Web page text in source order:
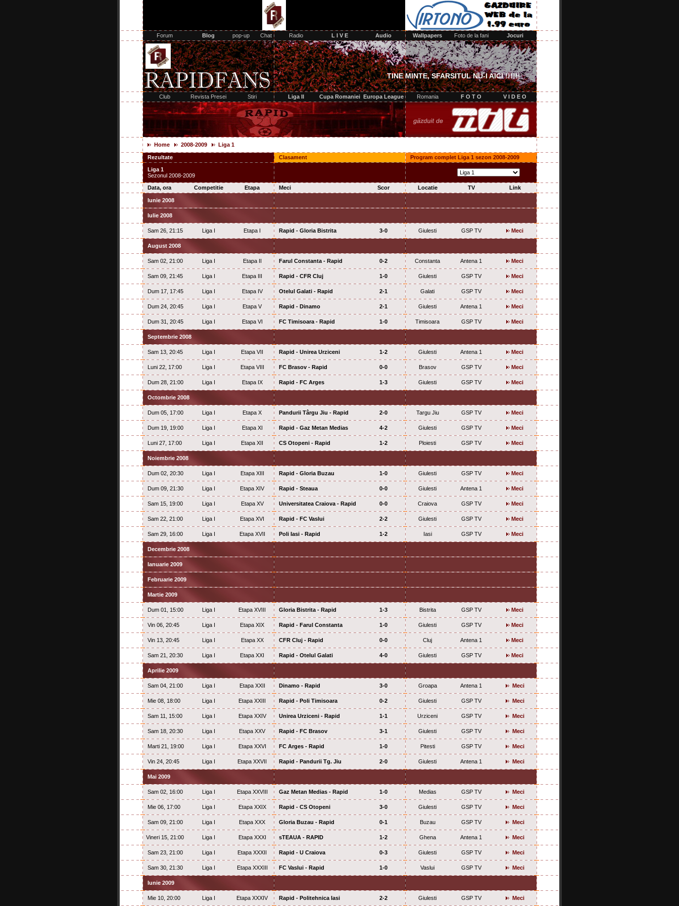
Home 2008-2009 Liga 1
Rezultate Clasament
Program complet Liga 1 sezon 2008-2009
Liga 1
Sezonul 2008-2009
Data, ora
Competitie Etapa Meci Scor Locatie TV Link
Iunie 2008
Iulie 2008
Sam 26, 21:15 Liga I Etapa I Rapid - Gloria Bistrita 3-0 Giulesti GSP TV Meci
August 2008
Sam 02, 21:00 Liga I Etapa II Farul Constanta - Rapid 0-2 Constanta Antena 1 Meci
Sam 09, 21:45 Liga I Etapa III Rapid - CFR Cluj 1-0 Giulesti GSP TV Meci
Dum 17, 17:45 Liga I Etapa IV Otelul Galati - Rapid 2-1 Galati GSP TV Meci
Dum 24, 20:45 Liga I Etapa V Rapid - Dinamo 2-1 Giulesti Antena 1 Meci
Dum 31, 20:45 Liga I Etapa VI FC Timisoara - Rapid 1-0 Timisoara GSP TV Meci
Septembrie 2008
Sam 13, 20:45 Liga I Etapa VII Rapid - Unirea Urziceni 1-2 Giulesti Antena 1 Meci
Luni 22, 17:00 Liga I Etapa VIII FC Brasov - Rapid 0-0 Brasov GSP TV Meci
Dum 28, 21:00 Liga I Etapa IX Rapid - FC Arges 1-3 Giulesti GSP TV Meci
Octombrie 2008
Dum 05, 17:00 Liga I Etapa X Pandurii Târgu Jiu - Rapid 2-0 Targu Jiu GSP TV Meci
Dum 19, 19:00 Liga I Etapa XI Rapid - Gaz Metan Medias 4-2 Giulesti GSP TV Meci
Luni 27, 17:00 Liga I Etapa XII CS Otopeni - Rapid 1-2 Ploiesti GSP TV Meci
Noiembrie 2008
Dum 02, 20:30 Liga I Etapa XIII Rapid - Gloria Buzau 1-0 Giulesti GSP TV Meci
Dum 09, 21:30 Liga I Etapa XIV Rapid - Steaua 0-0 Giulesti Antena 1 Meci
Sam 15, 19:00 Liga I Etapa XV Universitatea Craiova - Rapid 0-0 Craiova GSP TV Meci
Sam 22, 21:00 Liga I Etapa XVI Rapid - FC Vaslui 2-2 Giulesti GSP TV Meci
Sam 29, 16:00 Liga I Etapa XVII Poli Iasi - Rapid 1-2 Iasi GSP TV Meci
Decembrie 2008
Ianuarie 2009
Februarie 2009
Martie 2009
Dum 01, 15:00 Liga I Etapa XVIII Gloria Bistrita - Rapid 1-3 Bistrita GSP TV Meci
Vin 06, 20:45 Liga I Etapa XIX Rapid - Farul Constanta 1-0 Giulesti GSP TV Meci
Vin 13, 20:45 Liga I Etapa XX CFR Cluj - Rapid 0-0 Cluj Antena 1 Meci
Sam 21, 20:30 Liga I Etapa XXI Rapid - Otelul Galati 4-0 Giulesti GSP TV Meci
Aprilie 2009
Sam 04, 21:00 Liga I Etapa XXII Dinamo - Rapid 3-0 Groapa Antena 1 Meci
Mie 08, 18:00 Liga I Etapa XXIII Rapid - Poli Timisoara 0-2 Giulesti GSP TV Meci
Sam 11, 15:00 Liga I Etapa XXIV Unirea Urziceni - Rapid 1-1 Urziceni GSP TV Meci
Sam 18, 20:30 Liga I Etapa XXV Rapid - FC Brasov 3-1 Giulesti GSP TV Meci
Marti 21, 19:00 Liga I Etapa XXVI FC Arges - Rapid 1-0 Pitesti GSP TV Meci
Vin 24, 20:45 Liga I Etapa XXVII Rapid - Pandurii Tg. Jiu 2-0 Giulesti Antena 1 Meci
Mai 2009
Sam 02, 16:00 Liga I Etapa XXVIII Gaz Metan Medias - Rapid 1-0 Medias GSP TV Meci
Mie 06, 17:00 Liga I Etapa XXIX Rapid - CS Otopeni 3-0 Giulesti GSP TV Meci
Sam 09, 21:00 Liga I Etapa XXX Gloria Buzau - Rapid 0-1 Buzau GSP TV Meci
Vineri 15, 21:00 Liga I Etapa XXXI sTEAUA - RAPID 1-2 Ghena Antena 1 Meci
Sam 23, 21:00 Liga I Etapa XXXII Rapid - U Craiova 0-3 Giulesti GSP TV Meci
Sam 30, 21:30 Liga I Etapa XXXIII FC Vaslui - Rapid 1-0 Vaslui GSP TV Meci
Iunie 2009
Mie 10, 20:00 Liga I Etapa XXXIV Rapid - Politehnica Iasi 2-2 Giulesti GSP TV Meci